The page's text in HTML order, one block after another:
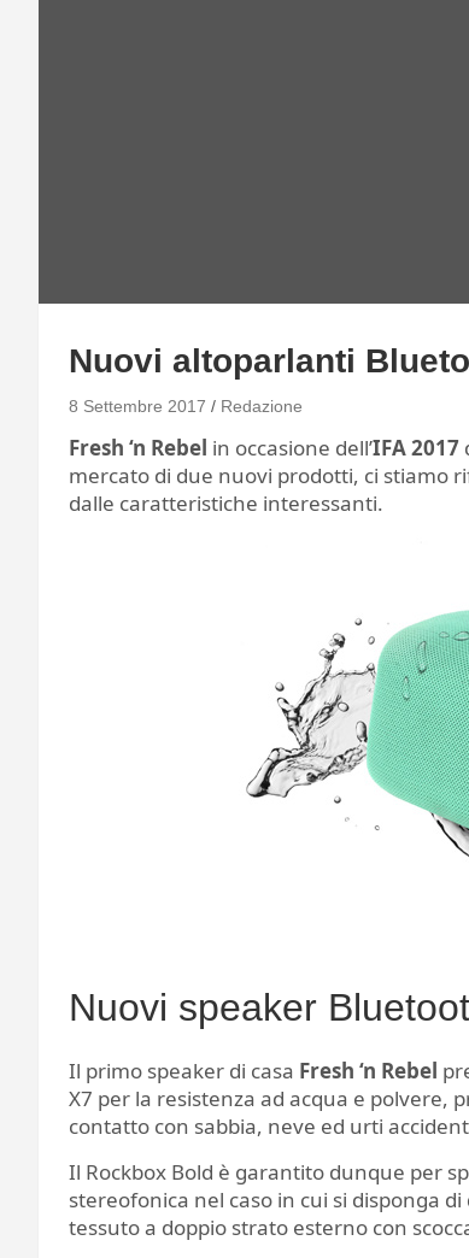
Nuovi altoparlanti
8 Settembre 2017 Redazione
Fresh ‘n Rebel in occasione dell’IFA 2017
mercato di due nuovi prodotti, ci stiamo
dalle caratteristiche interessanti.
Nuovi speaker
Il primo speaker di casa Fresh ‘n Rebel
X7 per la resistenza ad acqua e polvere,
contatto con sabbia, neve ed urti
Il Rockbox Bold è garantito dunque per
stereofonica nel caso in cui si disponga
tessuto a doppio strato esterno con